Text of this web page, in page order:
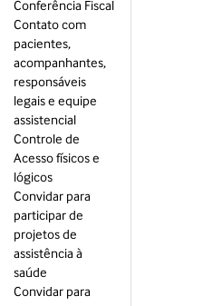
Conferência Fiscal
Contato com
pacientes,
acompanhantes,
responsáveis
legais e equipe
assistencial
Controle de
Acesso físicos e
lógicos
Convidar para
participar de
projetos de
assistência à
saúde
Convidar para